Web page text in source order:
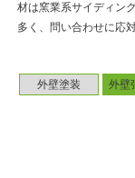
外壁塗装 外壁
材は窯業系サイディン
多く、問い合わせに応